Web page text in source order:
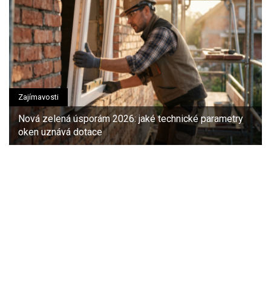
Zajímavosti
Nová zelená úsporám 2026: jaké technické parametry
oken uznává dotace